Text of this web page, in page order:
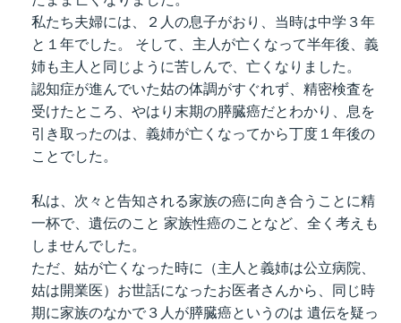
私たち夫婦には、２人の息子がおり、当時は中学３年
と１年でした。 そして、主人が亡くなって半年後、義
姉も主人と同じように苦しんで、亡くなりました。
認知症が進んでいた姑の体調がすぐれず、精密検査を
受けたところ、やはり末期の膵臓癌だとわかり、息を
引き取ったのは、義姉が亡くなってから丁度１年後の
ことでした。
私は、次々と告知される家族の癌に向き合うことに精
一杯で、遺伝のこと 家族性癌のことなど、全く考えも
しませんでした。
ただ、姑が亡くなった時に（主人と義姉は公立病院、
姑は開業医）お世話になったお医者さんから、同じ時
期に家族のなかで３人が膵臓癌というのは 遺伝を疑っ